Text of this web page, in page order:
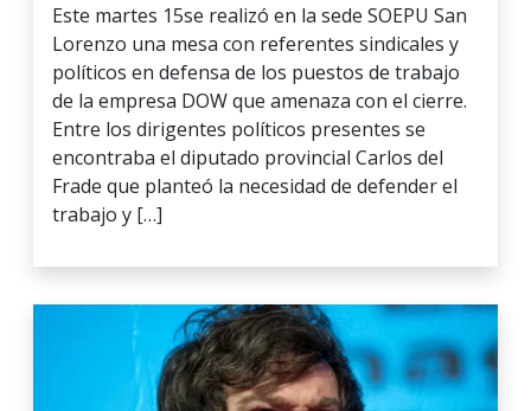
Este martes 15se realizó en la sede SOEPU San
Lorenzo una mesa con referentes sindicales y
políticos en defensa de los puestos de trabajo
de la empresa DOW que amenaza con el cierre.
Entre los dirigentes políticos presentes se
encontraba el diputado provincial Carlos del
Frade que planteó la necesidad de defender el
trabajo y […]